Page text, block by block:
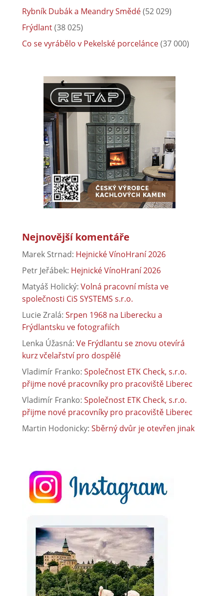
Rybník Dubák a Meandry Smědé(52 029)
Frýdlant(38 025)
Co se vyrábělo v Pekelské porcelánce(37 000)
Nejnovější komentáře
Marek Strnad: Hejnické VínoHraní 2026
Petr Jeřábek: Hejnické VínoHraní 2026
Matyáš Holický: Volná pracovní místa ve
společnosti CiS SYSTEMS s.r.o.
Lucie Zralá: Srpen 1968 na Liberecku a
Frýdlantsku ve fotografiích
Lenka Úžasná: Ve Frýdlantu se znovu otevírá
kurz včelařství pro dospělé
Vladimír Franko: Společnost ETK Check, s.r.o.
přijme nové pracovníky pro pracoviště Liberec
Vladimír Franko: Společnost ETK Check, s.r.o.
přijme nové pracovníky pro pracoviště Liberec
Martin Hodonicky: Sběrný dvůr je otevřen jinak